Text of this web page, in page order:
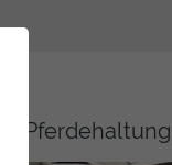
Pferdehaltung